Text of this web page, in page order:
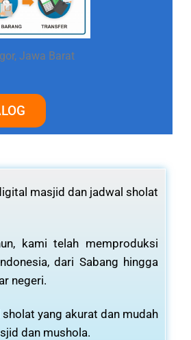
Jawa Barat
masjid dan jadwal sholat
kami telah memproduksi
dari Sabang hingga
negeri.
yang akurat dan mudah
dan mushola.